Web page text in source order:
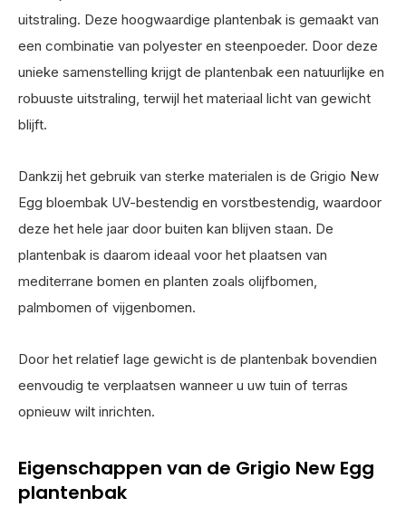
uitstraling. Deze hoogwaardige plantenbak is gemaakt van
een combinatie van polyester en steenpoeder. Door deze
unieke samenstelling krijgt de plantenbak een natuurlijke en
robuuste uitstraling, terwijl het materiaal licht van gewicht
blijft.
Dankzij het gebruik van sterke materialen is de Grigio New
Egg bloembak UV-bestendig en vorstbestendig, waardoor
deze het hele jaar door buiten kan blijven staan. De
plantenbak is daarom ideaal voor het plaatsen van
mediterrane bomen en planten zoals olijfbomen,
palmbomen of vijgenbomen.
Door het relatief lage gewicht is de plantenbak bovendien
eenvoudig te verplaatsen wanneer u uw tuin of terras
opnieuw wilt inrichten.
Eigenschappen van de Grigio New Egg
plantenbak